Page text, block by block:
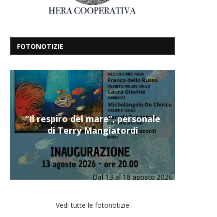
FOTONOTIZIE
“Il respiro del mare”, personale
di Terry Mangiatordi
Vedi tutte le fotonotizie